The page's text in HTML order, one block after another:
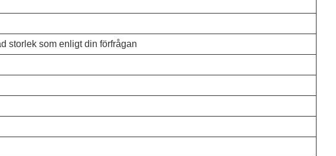
storlek som enligt din förfrågan